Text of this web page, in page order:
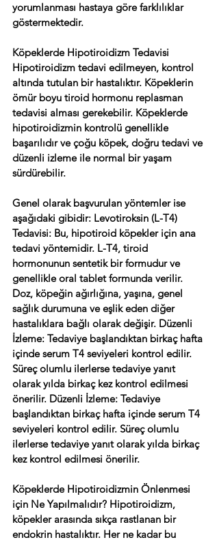
yorumlanması hastaya göre farklılıklar
göstermektedir.
Köpeklerde Hipotiroidizm Tedavisi
Hipotiroidizm tedavi edilmeyen, kontrol
altında tutulan bir hastalıktır. Köpeklerin
ömür boyu tiroid hormonu replasman
tedavisi alması gerekebilir. Köpeklerde
hipotiroidizmin kontrolü genellikle
başarılıdır ve çoğu köpek, doğru tedavi ve
düzenli izleme ile normal bir yaşam
sürdürebilir.
Genel olarak başvurulan yöntemler ise
aşağıdaki gibidir: Levotiroksin (L-T4)
Tedavisi: Bu, hipotiroid köpekler için ana
tedavi yöntemidir. L-T4, tiroid
hormonunun sentetik bir formudur ve
genellikle oral tablet formunda verilir.
Doz, köpeğin ağırlığına, yaşına, genel
sağlık durumuna ve eşlik eden diğer
hastalıklara bağlı olarak değişir. Düzenli
İzleme: Tedaviye başlandıktan birkaç hafta
içinde serum T4 seviyeleri kontrol edilir.
Süreç olumlu ilerlerse tedaviye yanıt
olarak yılda birkaç kez kontrol edilmesi
önerilir. Düzenli İzleme: Tedaviye
başlandıktan birkaç hafta içinde serum T4
seviyeleri kontrol edilir. Süreç olumlu
ilerlerse tedaviye yanıt olarak yılda birkaç
kez kontrol edilmesi önerilir.
Köpeklerde Hipotiroidizmin Önlenmesi
için Ne Yapılmalıdır? Hipotiroidizm,
köpekler arasında sıkça rastlanan bir
endokrin hastalıktır. Her ne kadar bu